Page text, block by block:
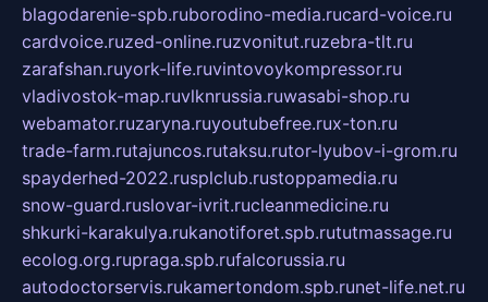
blagodarenie-spb.ruborodino-media.rucard-voice.ru
cardvoice.ruzed-online.ruzvonitut.ruzebra-tlt.ru
zarafshan.ruyork-life.ruvintovoykompressor.ru
vladivostok-map.ruvlknrussia.ruwasabi-shop.ru
webamator.ruzaryna.ruyoutubefree.rux-ton.ru
trade-farm.rutajuncos.rutaksu.rutor-lyubov-i-grom.ru
spayderhed-2022.rusplclub.rustoppamedia.ru
snow-guard.ruslovar-ivrit.rucleanmedicine.ru
shkurki-karakulya.rukanotiforet.spb.rututmassage.ru
ecolog.org.rupraga.spb.rufalcorussia.ru
autodoctorservis.rukamertondom.spb.runet-life.net.ru